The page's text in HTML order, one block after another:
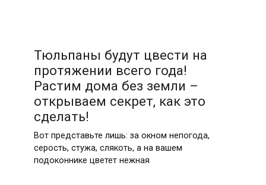
Тюльпаны будут цвести на
протяжении всего года!
Растим дома без земли –
открываем секрет, как это
сделать!
Вот представьте лишь: за окном непогода,
серость, стужа, слякоть, а на вашем
подоконнике цветет нежная